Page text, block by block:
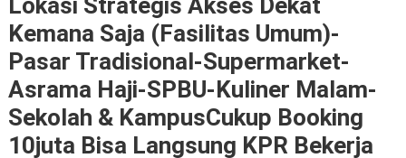
Lokasi Strategis Akses Dekat
Kemana Saja (fasilitas Umum)-
Pasar Tradisional-Supermarket-
Asrama Haji-SPBU-Kuliner Malam-
Sekolah & KampusCukup Booking
10juta Bisa Langsung KPR Bekerja